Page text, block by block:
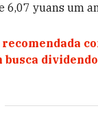
6,07 yuans um
busca